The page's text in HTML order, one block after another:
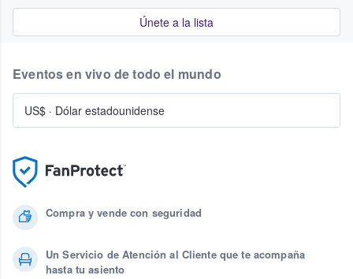
Únete a la lista
Compra y vende con seguridad
Un Servicio de Atención al Cliente que te acompaña
hasta tu asiento
Eventos en vivo de todo el mundo
US$ · Dólar estadounidense